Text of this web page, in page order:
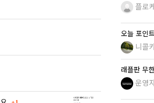
댓글
플로
오늘 포인
니콜
래플판 무
운영